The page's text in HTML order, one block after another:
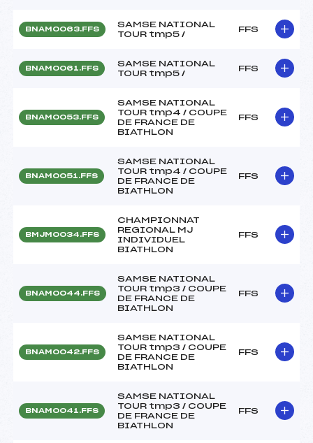
BNAM0063.FFS
SAMSE NATIONAL
TOUR tmp5 /
FFS
BNAM0061.FFS
SAMSE NATIONAL
TOUR tmp5 /
FFS
BNAM0053.FFS
SAMSE NATIONAL
TOUR tmp4 / COUPE
DE FRANCE DE
BIATHLON
FFS
BNAM0051.FFS
SAMSE NATIONAL
TOUR tmp4 / COUPE
DE FRANCE DE
BIATHLON
FFS
BMJM0034.FFS
CHAMPIONNAT
REGIONAL MJ
INDIVIDUEL
BIATHLON
FFS
BNAM0044.FFS
SAMSE NATIONAL
TOUR tmp3 / COUPE
DE FRANCE DE
BIATHLON
FFS
BNAM0042.FFS
SAMSE NATIONAL
TOUR tmp3 / COUPE
DE FRANCE DE
BIATHLON
FFS
BNAM0041.FFS
SAMSE NATIONAL
TOUR tmp3 / COUPE
DE FRANCE DE
BIATHLON
FFS